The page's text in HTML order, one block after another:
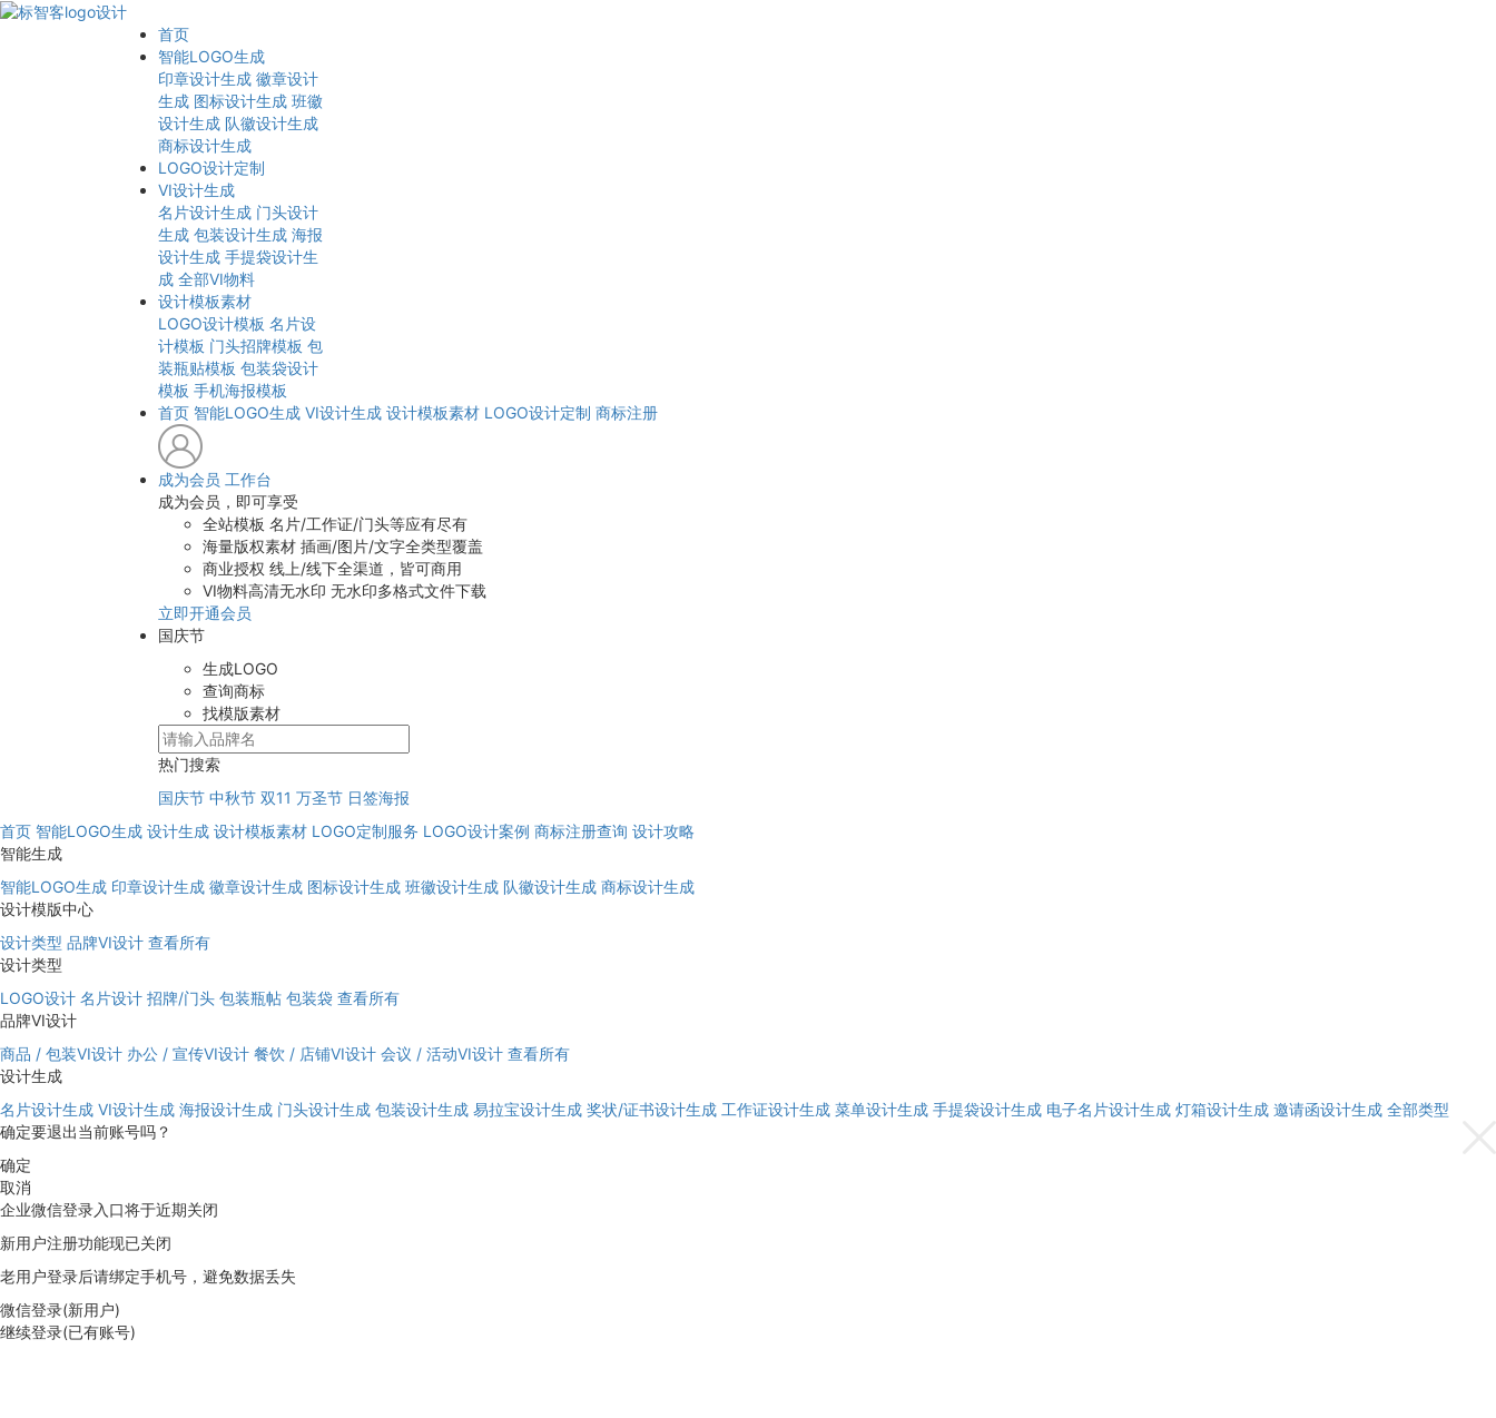
首页
智能LOGO生成
印章设计生成 徽章设计
生成 图标设计生成 班徽
设计生成 队徽设计生成
商标设计生成
LOGO设计定制
VI设计生成
名片设计生成 门头设计
生成 包装设计生成 海报
设计生成 手提袋设计生
成 全部VI物料
设计模板素材
LOGO设计模板 名片设
计模板 门头招牌模板 包
装瓶贴模板 包装袋设计
模板 手机海报模板
首页 智能LOGO生成 VI设计生成 设计模板素材 LOGO设计定制 商标注册
成为会员 工作台
成为会员，即可享受
全站模板 名片/工作证/门头等应有尽有
海量版权素材 插画/图片/文字全类型覆盖
商业授权 线上/线下全渠道，皆可商用
VI物料高清无水印 无水印多格式文件下载
立即开通会员
国庆节
生成LOGO
查询商标
找模版素材
热门搜索
国庆节 中秋节 双11 万圣节 日签海报
首页 智能LOGO生成 设计生成 设计模板素材 LOGO定制服务 LOGO设计案例 商标注册查询 设计攻略
智能生成
智能LOGO生成 印章设计生成 徽章设计生成 图标设计生成 班徽设计生成 队徽设计生成 商标设计生成
设计模版中心
设计类型 品牌VI设计 查看所有
设计类型
LOGO设计 名片设计 招牌/门头 包装瓶帖 包装袋 查看所有
品牌VI设计
商品 / 包装VI设计 办公 / 宣传VI设计 餐饮 / 店铺VI设计 会议 / 活动VI设计 查看所有
设计生成
名片设计生成 VI设计生成 海报设计生成 门头设计生成 包装设计生成 易拉宝设计生成 奖状/证书设计生成 工作证设计生成 菜单设计生成 手提袋设计生成 电子名片设计生成 灯箱设计生成 邀请函设计生成 全部类型
确定要退出当前账号吗？
确定
取消
企业微信登录入口将于近期关闭
新用户注册功能现已关闭
老用户登录后请绑定手机号，避免数据丢失
微信登录(新用户)
继续登录(已有账号)